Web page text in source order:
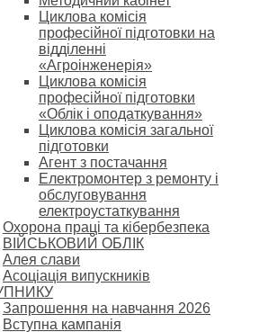
Циклова комісія
професійної підготовки на
відділенні
«Агроінженерія»
Циклова комісія
професійної підготовки
«Облік і оподаткування»
Циклова комісія загальної
підготовки
Агент з постачання
Електромонтер з ремонту і
обслуговування
електроустаткування
Охорона праці та кібербезпека
ВІЙСЬКОВИЙ ОБЛІК
Алея слави
Асоціація випускників
Запрошення на навчання 2026
Вступна кампанія